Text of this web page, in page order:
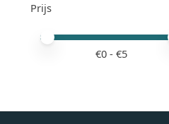
Prijs
Minimale prijswaarde
Price maximum value
€0- €5